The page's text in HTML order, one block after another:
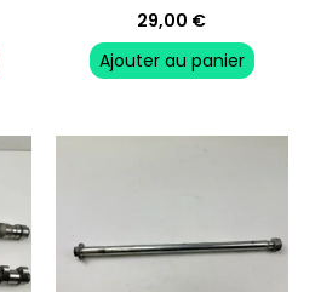
29,00 €
Ajouter au panier